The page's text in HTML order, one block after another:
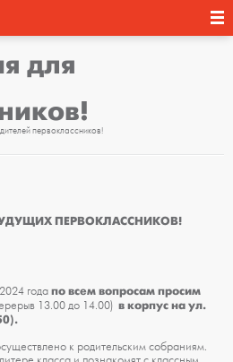
для
первоклассников!
ПЕРВОКЛАССНИКОВ!
годапо всем вопросам просим
13.00 до 14.00) в корпус на ул.
к родительским собраниям.